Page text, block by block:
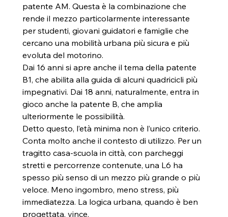
patente AM. Questa è la combinazione che
rende il mezzo particolarmente interessante
per studenti, giovani guidatori e famiglie che
cercano una mobilità urbana più sicura e più
evoluta del motorino.
Dai 16 anni si apre anche il tema della patente
B1, che abilita alla guida di alcuni quadricicli più
impegnativi. Dai 18 anni, naturalmente, entra in
gioco anche la patente B, che amplia
ulteriormente le possibilità.
Detto questo, l’età minima non è l’unico criterio.
Conta molto anche il contesto di utilizzo. Per un
tragitto casa-scuola in città, con parcheggi
stretti e percorrenze contenute, una L6 ha
spesso più senso di un mezzo più grande o più
veloce. Meno ingombro, meno stress, più
immediatezza. La logica urbana, quando è ben
progettata, vince.